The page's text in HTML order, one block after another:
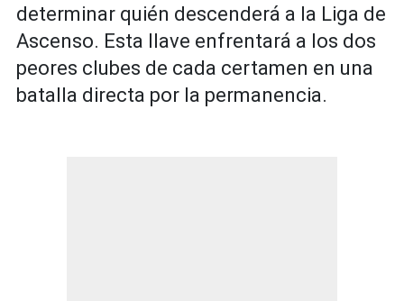
determinar quién descenderá a la Liga de
Ascenso. Esta llave enfrentará a los dos
peores clubes de cada certamen en una
batalla directa por la permanencia.